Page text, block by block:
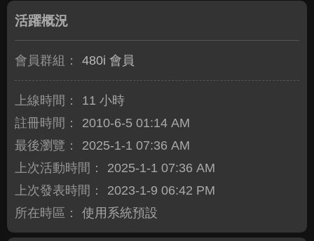
活躍概況
會員群組： 480i 會員
上線時間：
11 小時
註冊時間：
2010-6-5 01:14 AM
最後瀏覽：
2025-1-1 07:36 AM
上次活動時間：
2025-1-1 07:36 AM
上次發表時間：
2023-1-9 06:42 PM
所在時區：
使用系統預設